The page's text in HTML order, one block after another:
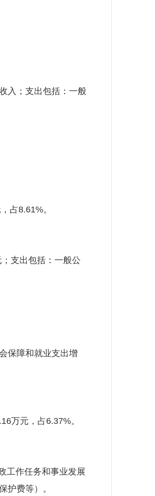
入；支出包括：一般
占8.61%。
支出包括：一般公
保障和就业支出增
万元，占6.37%。
工作任务和事业发展
护费等）。